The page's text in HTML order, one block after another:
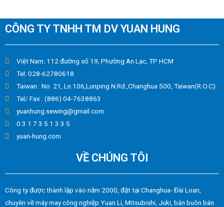
CÔNG TY TNHH TM DV YUAN HUNG
Việt Nam: 112 đường số 19, Phường An Lạc, TP HCM
Tel: 028-62780618
Taiwan : No. 21, Ln.106,Lunping N.Rd.,Changhua 500, Taiwan(R.O.C)
Tel/ Fax : (886) 04-7638863
yuanhung.sewing@gmail.com
0 3 1 7 3 5 1 3 3 5
yuan-hung.com
VỀ CHÚNG TÔI
Công ty được thành lập vào năm 2000, đặt tại Changhua- Đài Loan,
chuyên về máy may công nghiệp Yuan Li, Mitsubishi, Juki, bán buôn bán